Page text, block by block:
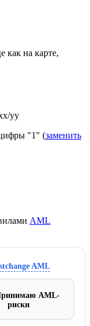
как на карте,
yy
"1" (заменить
AML
AML
AML-
риски